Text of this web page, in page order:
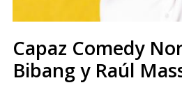
Capaz Comedy
Bibang y Raúl